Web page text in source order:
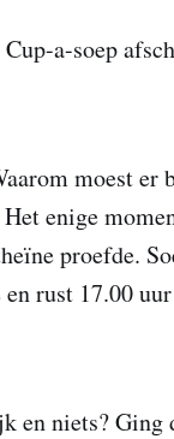
a-soep
moest er
enige
proefde.
rust 17.00
en niets? Ging